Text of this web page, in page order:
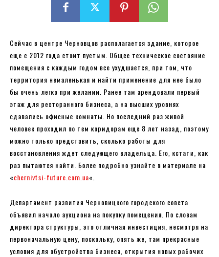
Сейчас в центре Черновцов располагается здание, которое
еще с 2012 года стоит пустым. Общее техническое состояние
помещения с каждым годом все ухудшается, при том, что
территория немаленькая и найти применение для нее было
бы очень легко при желании. Ранее там арендовали первый
этаж для ресторанного бизнеса, а на высших уровнях
сдавались офисные комнаты. Но последний раз живой
человек проходил по тем коридорам еще 8 лет назад, поэтому
можно только представить, сколько работы для
восстановления ждет следующего владельца. Его, кстати, как
раз пытаются найти. Более подробно узнайте в материале на
«chernivtsi-future.com.ua«.
Департамент развития Черновицкого городского совета
объявил начало аукциона на покупку помещения. По словам
директора структуры, это отличная инвестиция, несмотря на
первоначальную цену, поскольку, опять же, там прекрасные
условия для обустройства бизнеса, открытия новых рабочих